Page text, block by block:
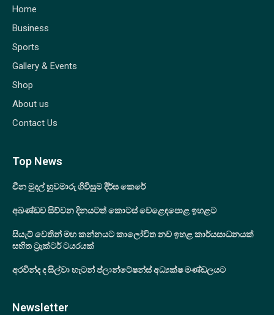
Home
Business
Sports
Gallery & Events
Shop
About us
Contact Us
Top News
චීන මුදල් හුවමාරු ගිවිසුම දීර්ඝ කෙරේ
අඛණ්ඩව සිව්වන දිනයටත් කොටස් වෙළෙඳපොළ ඉහළට
සියැට් වෙතින් මහ කන්නයට කාලෝචිත නව ඉහළ කාර්යසාධනයක්
සහිත ට්‍රැක්ටර් ටයරයක්
අරවින්ද ද සිල්වා හැටන් ප්ලාන්ටේෂන්ස් අධ්‍යක්ෂ මණ්ඩලයට
Newsletter